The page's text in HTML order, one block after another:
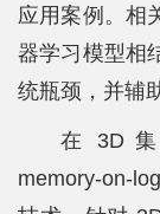
工
作
招
应用案例。相
器学习模型相
统瓶颈，并辅
在 3D
memory-on-